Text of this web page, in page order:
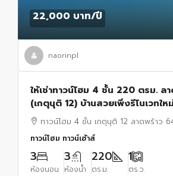
22,000 บาท/ปี
naorinpl
ให้เช่าทาวน์โฮม 4 ชั้น 220 ตรม. ล
(เกตุนุติ 12) บ้านสวยเพิ่งรีโนเวทให
หรือทำโฮมออฟฟิศ
ทาวน์โฮม 4 ชั้น เกตุนุติ 12 ลาดพร้าว
ทาวน์โฮม ทาวน์เฮ้าส์
3
ห้องนอน
3
ห้องน้ำ
220
ตร.ม.
1
ตร.ว.